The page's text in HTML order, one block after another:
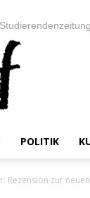
POLITIK
Rezension zur